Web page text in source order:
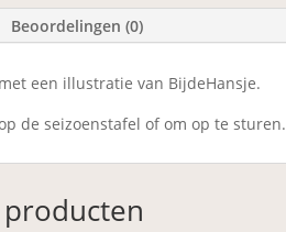
Beoordelingen (0)
een illustratie van BijdeHansje.
de seizoenstafel of om op te sturen.